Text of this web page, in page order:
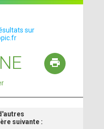
sur
suivante :